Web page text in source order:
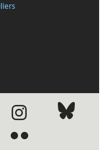
●●